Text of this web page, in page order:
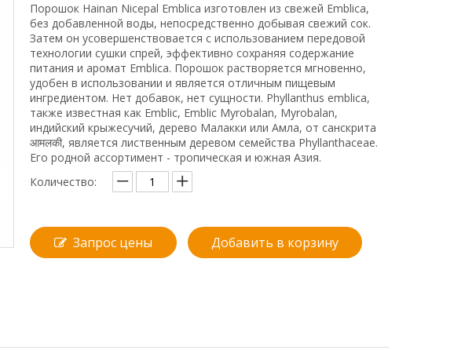
Порошок Hainan Nicepal Emblica изготовлен из свежей Emblica,
без добавленной воды, непосредственно добывая свежий сок.
Затем он усовершенствовается с использованием передовой
технологии сушки спрей, эффективно сохраняя содержание
питания и аромат Emblica. Порошок растворяется мгновенно,
удобен в использовании и является отличным пищевым
ингредиентом. Нет добавок, нет сущности. Phyllanthus emblica,
также известная как Emblic, Emblic Myrobalan, Myrobalan,
индийский крыжесучий, дерево Малакки или Амла, от санскрита
आमलकी, является лиственным деревом семейства Phyllanthaceae.
Его родной ассортимент - тропическая и южная Азия.
Количество:
Запрос цены Добавить в корзину